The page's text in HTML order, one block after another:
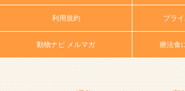
利用規約 プラ
動物ナビ メルマガ 療法食